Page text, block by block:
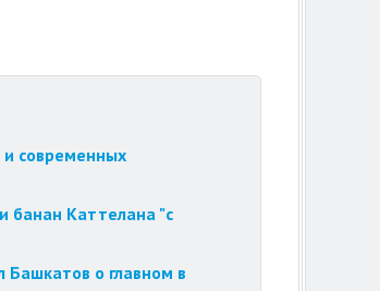
и современных
банан Каттелана "с
о главном в